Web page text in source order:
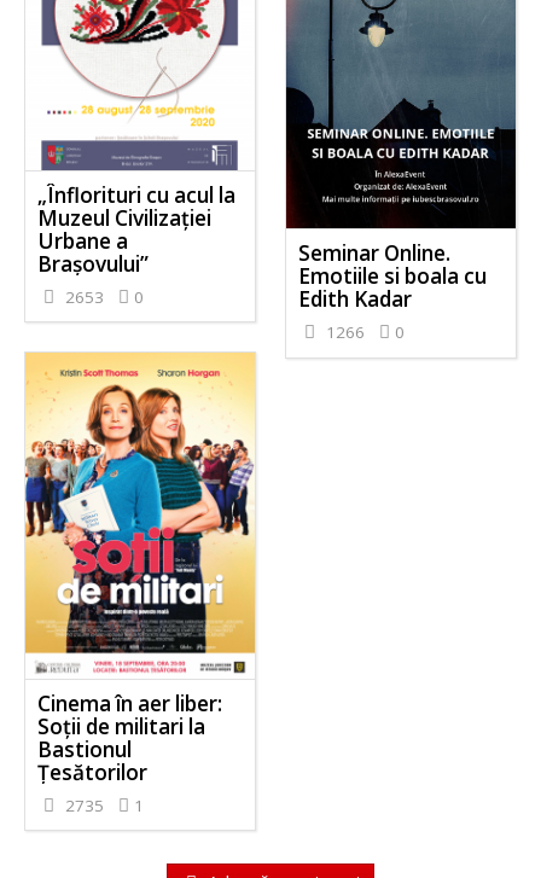
„Înflorituri cu acul la
Muzeul Civilizației
Urbane a
Brașovului”
2653 0
Seminar Online.
Emotiile si boala cu
Edith Kadar
1266 0
Cinema în aer liber:
Soții de militari la
Bastionul
Țesătorilor
2735 1